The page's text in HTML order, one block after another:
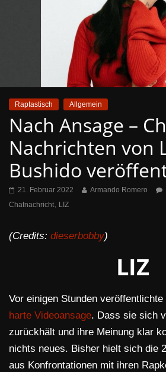
Raptastisch Allgemein
Nach Ansage –
Nachrichten von
Bushido
21. Februar 2022 Armando Romero
Chatnachricht, LIZ
(Credits: dieserbobby)
LIZ
Vor einigen Stunden veröffentlichte
harte Videoansage. Dass sie sich
zurückhält und ihre Meinung klar
nichts neues. Bisher hielt sich die
aus Konfrontationen mit ihren